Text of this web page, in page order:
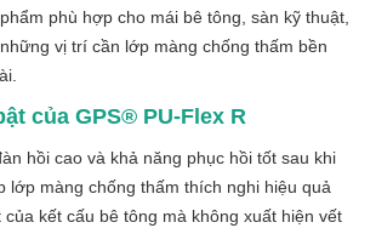
phù hợp cho mái bê tông, sàn kỹ thuật,
vị trí cần lớp màng chống thấm bền
của GPS® PU-Flex R
hồi cao và khả năng phục hồi tốt sau khi
lớp màng chống thấm thích nghi hiệu quả
kết cấu bê tông mà không xuất hiện vết